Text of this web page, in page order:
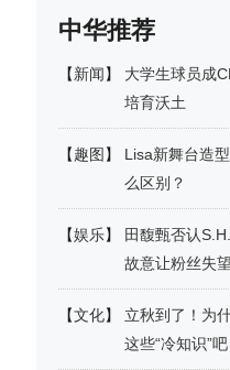
中华推荐
【新闻】
大学生球员成
培育沃土
【趣图 】
Lisa新舞台造
么区别？
【娱乐】
田馥甄否认
故意让粉丝失望
【文化】
立秋到了！为
这些“冷知识”吧